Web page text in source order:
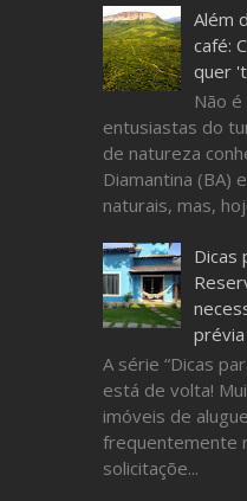
Além
café:
quer
Não
entusiastas do
de natureza
Diamantina (BA)
naturais, mas,
Dicas
A série “Dicas
está de volta!
imóveis de
frequentemente
solicitaçõe...